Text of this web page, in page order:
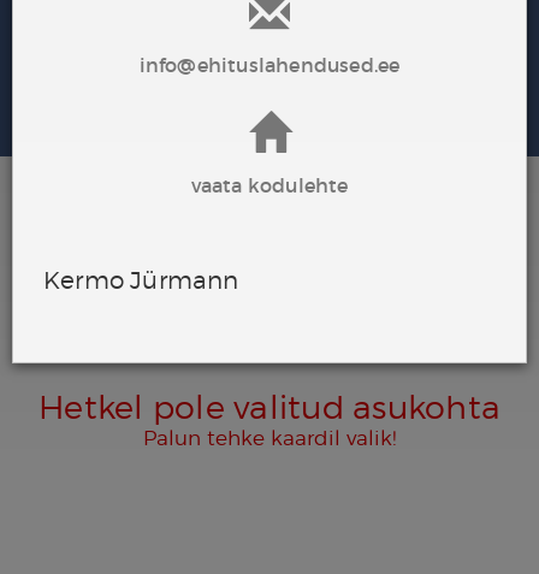
Saada nõustamissoov
Hetkel pole valitud asukohta
Palun tehke kaardil valik!
info@ehituslahendused.ee
vaata kodulehte
Kermo Jürmann